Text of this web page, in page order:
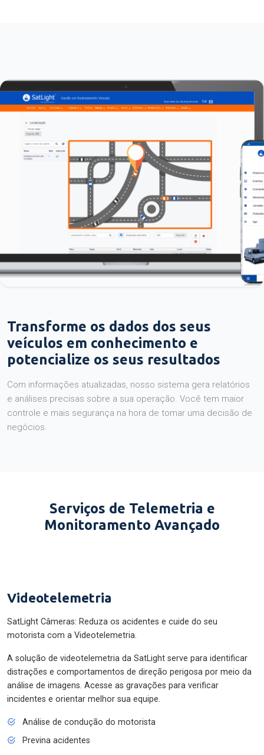
Transforme os dados dos seus
veículos em conhecimento e
potencialize os seus resultados
Com informações atualizadas, nosso sistema gera relatórios
e análises precisas sobre a sua operação. Você tem maior
controle e mais segurança na hora de tomar uma decisão de
negócios.
Serviços de Telemetria e
Monitoramento Avançado
Videotelemetria
SatLight Câmeras: Reduza os acidentes e cuide do seu
motorista com a Videotelemetria.
A solução de videotelemetria da SatLight serve para identificar
distrações e comportamentos de direção perigosa por meio da
análise de imagens. Acesse as gravações para verificar
incidentes e orientar melhor sua equipe.
Análise de condução do motorista
Previna acidentes